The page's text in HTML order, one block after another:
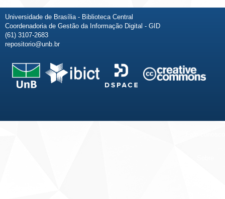
Universidade de Brasília - Biblioteca Central
Coordenadoria de Gestão da Informação Digital - GID
(61) 3107-2683
repositorio@unb.br